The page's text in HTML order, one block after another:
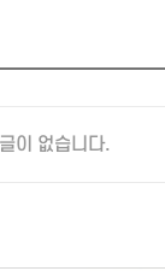
이 없습니다.